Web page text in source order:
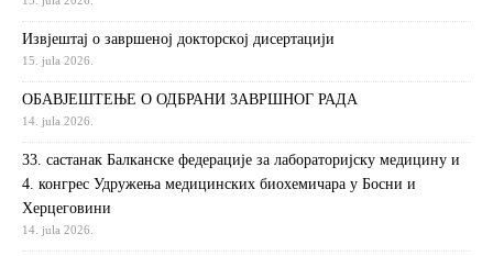
Извjeштaj o зaвршeнoj дoктoрскoj дисeртaциjи
15. jula 2026.
ОБАВЈЕШТЕЊЕ О ОДБРАНИ ЗАВРШНОГ РАДА
14. jula 2026.
33. састанак Балканске федерације за лабораторијску медицину и
4. конгрес Удружења медицинских биохемичара у Босни и
Херцеговини
14. jula 2026.